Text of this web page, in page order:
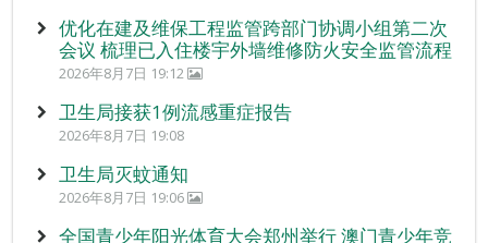
优化在建及维保工程监管跨部门协调小组第二次
会议 梳理已入住楼宇外墙维修防火安全监管流程
2026年8月7日 19:12
卫生局接获1例流感重症报告
2026年8月7日 19:08
卫生局灭蚊通知
2026年8月7日 19:06
全国青少年阳光体育大会郑州举行 澳门青少年竞